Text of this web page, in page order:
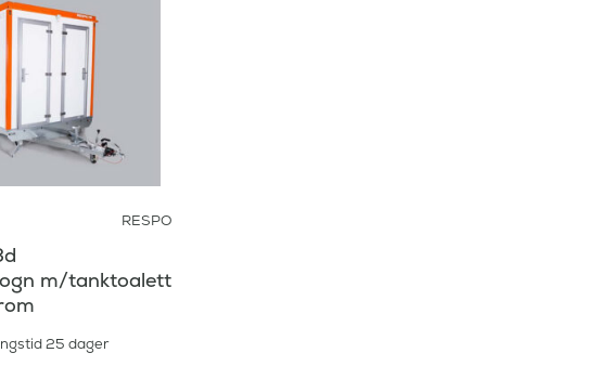
RESPO
m/tanktoalett
25 dager